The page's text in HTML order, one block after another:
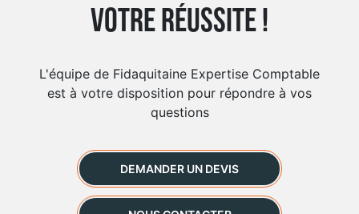
votre réussite !
L'équipe de Fidaquitaine Expertise Comptable
est à votre disposition pour répondre à vos
questions
DEMANDER UN DEVIS